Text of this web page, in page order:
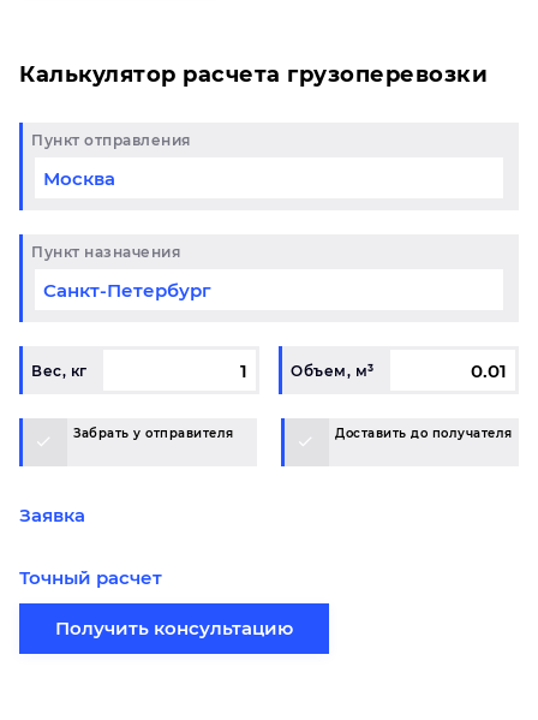
Калькулятор расчета грузоперевозки
Пункт отправления
Пункт назначения
Вес, кг Объем, м³
Забрать у отправителя Доставить до получателя
Заявка
Точный расчет
Получить консультацию